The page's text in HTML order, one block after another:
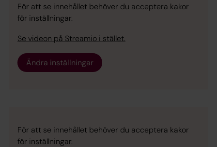
För att se innehållet behöver du acceptera kakor
för inställningar.
Se videon på Streamio i stället.
Ändra inställningar
För att se innehållet behöver du acceptera kakor
för inställningar.